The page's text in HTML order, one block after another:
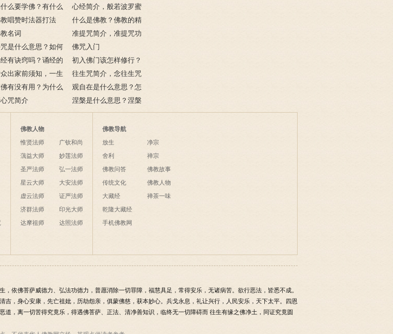
华严经讲什么？
么要学佛？有什么
？
心经简介，般若波罗蜜
多心经内容介绍
唱赞时法器打法
什么是佛教？佛教的精
髓是什么？佛的定义
呢？
名词
准提咒简介，准提咒功
德及妙用
是什么意思？如何
？
佛咒入门
有诀窍吗？诵经的
条诀窍
初入佛门该怎样修行？
出家前须知，一生
一次出家机会
往生咒简介，念往生咒
要注意什么？
有没有用？为什么
菩萨可以保佑人？
观自在是什么意思？怎
么理解？
咒简介
涅槃是什么意思？涅槃
的四种分类分别指什
佛教人物
惟贤法师
蕅益大师
圣严法师
星云大师
虚云法师
济群法师
达摩祖师
广钦和尚
妙莲法师
弘一法师
大安法师
证严法师
印光大师
达照法师
佛教导航
放生
舍利
佛教问答
传统文化
大藏经
乾隆大藏经
手机佛教网
净宗
禅宗
佛教故事
佛教人物
禅茶一味
依佛菩萨威德力、弘法功德力，普愿消除一切罪障，福慧具足，常得安乐，无诸病苦。欲行恶法，皆悉不成。
吉，身心安康，先亡祖妣，历劫怨亲，俱蒙佛慈，获本妙心。兵戈永息，礼让兴行，人民安乐，天下太平。四恩
，离一切苦得究竟乐，得遇佛菩萨、正法、清净善知识，临终无一切障碍而 往生有缘之佛净土，同证究竟圆